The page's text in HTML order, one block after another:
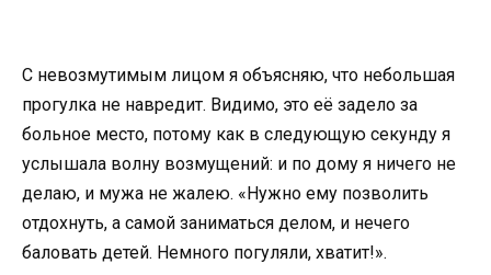
С невозмутимым лицом я объясняю, что небольшая
прогулка не навредит. Видимо, это её задело за
больное место, потому как в следующую секунду я
услышала волну возмущений: и по дому я ничего не
делаю, и мужа не жалею. «Нужно ему позволить
отдохнуть, а самой заниматься делом, и нечего
баловать детей. Немного погуляли, хватит!».